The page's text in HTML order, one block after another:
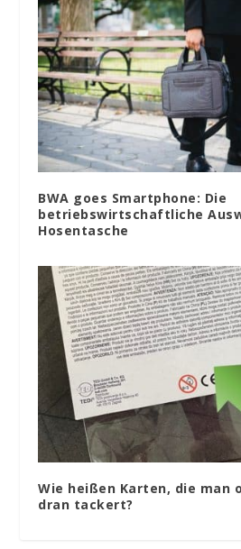
BWA goes Smartphone: Die
betriebswirtschaftliche
Hosentasche
Wie heißen Karten, die man
dran tackert?